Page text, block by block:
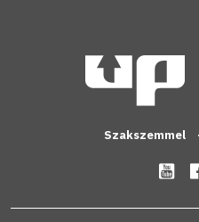
Szakszemmel